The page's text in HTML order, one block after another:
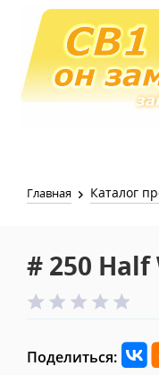
Распродажа
Главная Каталог
# 250
Поделиться: